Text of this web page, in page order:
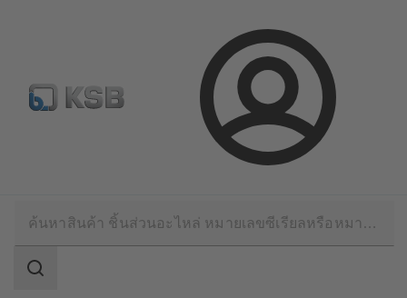
ล็อกอิน
จดหมายข่าวเคเอสบี กำหนดค่าผลิตภัณฑ์
อุตสาหกรรมน้ำมันและก๊าซ
การ
ขอบเขต